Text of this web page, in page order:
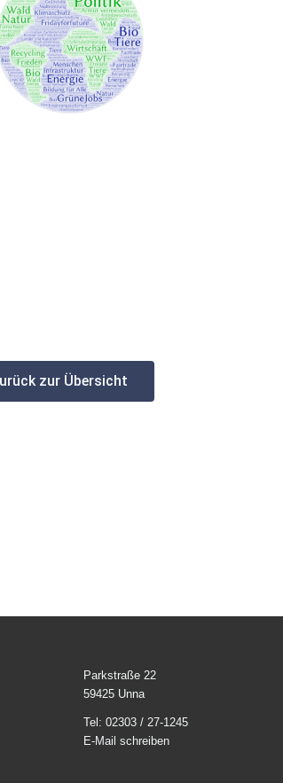
zur Übersicht
Parkstraße 22
59425 Unna
Tel: 02303 / 27-1245
E-Mail schreiben